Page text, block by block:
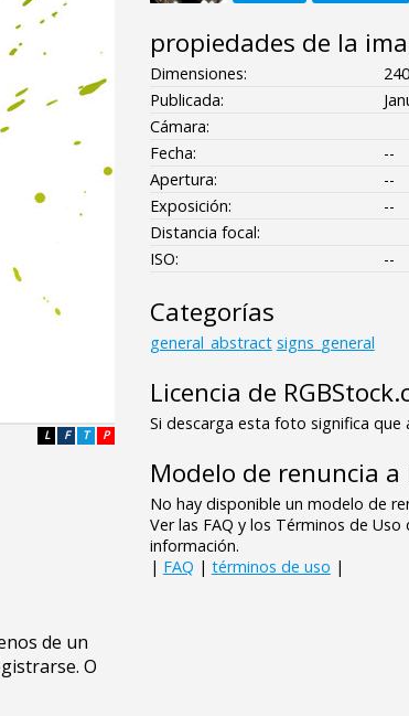
P
T
F
L
propiedades de la
Dimensiones:
Publicada:
Cámara:
Fecha:
--
Apertura:
--
Exposición:
--
Distancia focal:
ISO:
--
Categorías
general_abstract signs_general
Licencia de
Si descarga esta foto significa que
Modelo de renuncia
No hay disponible un modelo de
Ver las FAQ y los Términos de
información.
| FAQ | términos de uso |